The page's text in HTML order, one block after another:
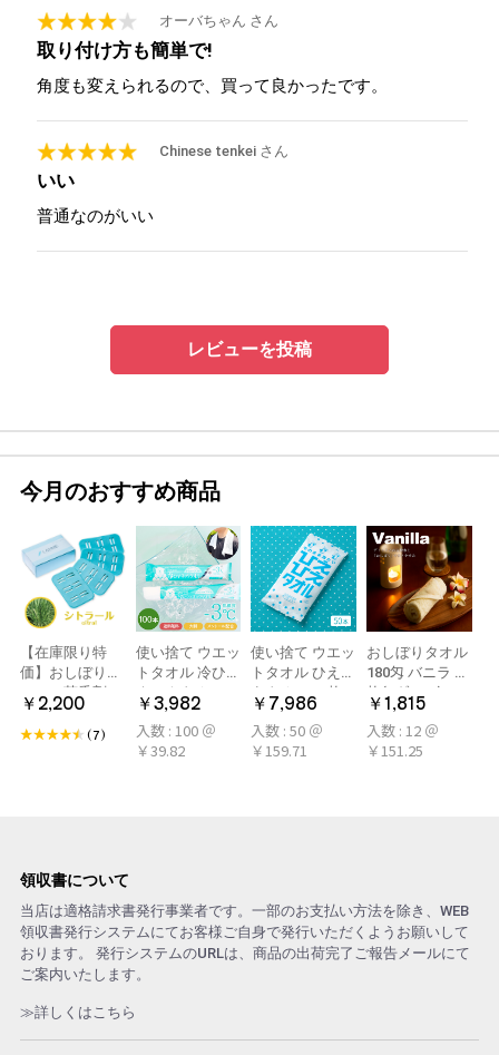
オーバちゃん さん
取り付け方も簡単で!
角度も変えられるので、買って良かったです。
Chinese tenkei さん
いい
普通なのがいい
レビューを投稿
今月のおすすめ商品
【在庫限り特
価】おしぼり用
アロマ芳香剤
LARME(ラルム)
シトラール 旧デ
￥2,200
(7)
使い捨て ウエッ
トタオル 冷ひや
ネックタオル
50本×2パック
100本 冷感タオ
ル 首 個包装 日
￥3,982
入数 : 100 ＠
￥39.82
使い捨て ウエッ
トタオル ひえひ
えタオル 50枚
冷感タオル ミン
ト アロマおしぼ
り
￥7,986
入数 : 50 ＠
￥159.71
おしぼりタオル
180匁 バニラ 12
枚(1ダース)
￥1,815
入数 : 12 ＠
￥151.25
領収書について
当店は適格請求書発行事業者です。一部のお支払い方法を除き、WEB
領収書発行システムにてお客様ご自身で発行いただくようお願いして
おります。 発行システムのURLは、商品の出荷完了ご報告メールにて
ご案内いたします。
≫詳しくはこちら